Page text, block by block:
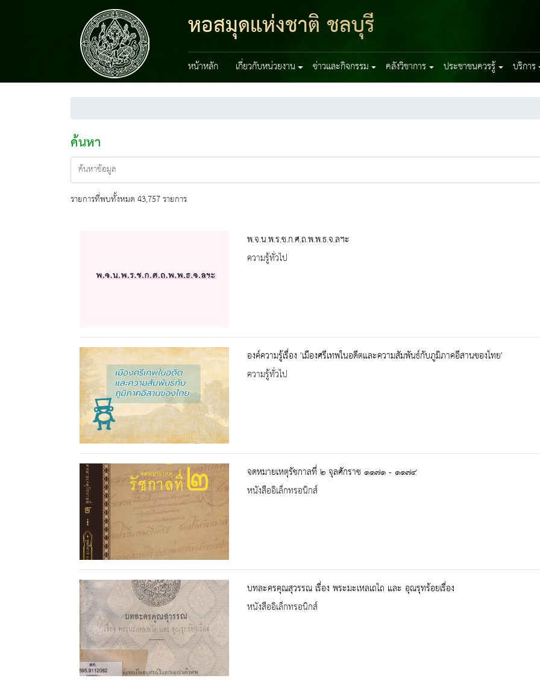
หอสมุดแห่งชาติ ชลบุรี
หน้าหลัก เกี่ยวกับหน่วยงาน ข่าวและกิจกรรม คลังวิชาการ ประชาชนควรรู้ บริการ
ค้นหา
รายการที่พบทั้งหมด 43,757 รายการ
พ.จ.น.พ.ร.ช.ก.ศ.ถ.พ.พ.ธ.จ.ลฯะ
ความรู้ทั่วไป
องค์ความรู้เรื่อง 'เมืองศรีเทพในอดีตและความสัมพันธ์กับภูมิภาคอีสานของไทย'
ความรู้ทั่วไป
จดหมายเหตุรัชกาลที่ ๒ จุลศักราช ๑๑๗๑ - ๑๑๗๔
หนังสืออิเล็กทรอนิกส์
บทละครคุณสุวรรณ เรื่อง พระมะเหลเถไถ และ อุณรุทร้อยเรื่อง
หนังสืออิเล็กทรอนิกส์